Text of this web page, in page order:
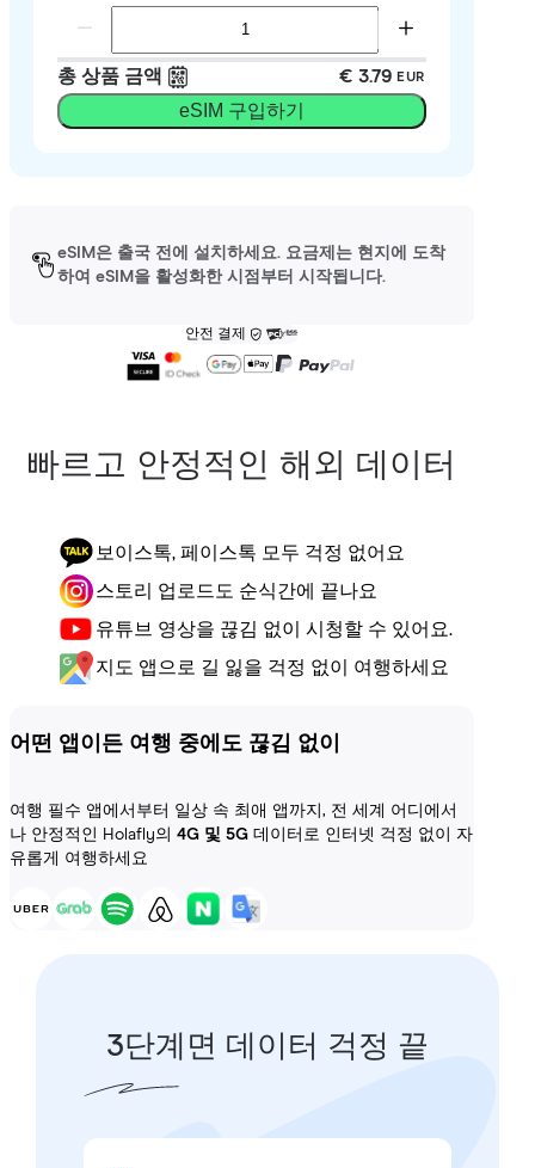
총 상품 금액 € 3.79 EUR
eSIM 구입하기
eSIM은 출국 전에 설치하세요. 요금제는 현지에 도착
하여 eSIM을 활성화한 시점부터 시작됩니다.
안전 결제
빠르고 안정적인 해외 데이터
보이스톡, 페이스톡 모두 걱정 없어요
스토리 업로드도 순식간에 끝나요
유튜브 영상을 끊김 없이 시청할 수 있어요.
지도 앱으로 길 잃을 걱정 없이 여행하세요
어떤 앱이든 여행 중에도 끊김 없이
여행 필수 앱에서부터 일상 속 최애 앱까지, 전 세계 어디에서
나 안정적인 Holafly의 4G 및 5G 데이터로 인터넷 걱정 없이 자
유롭게 여행하세요
3단계면 데이터 걱정 끝